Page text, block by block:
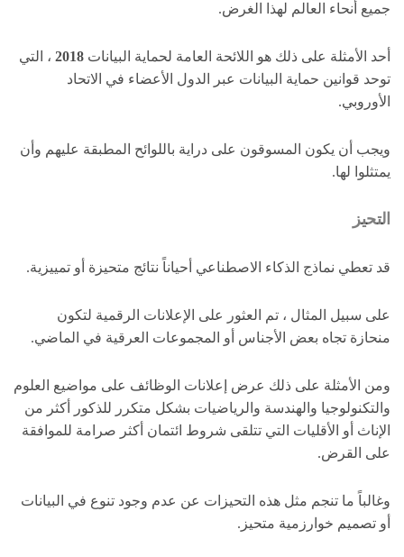
جميع أنحاء العالم لهذا الغرض.
أحد الأمثلة على ذلك هو اللائحة العامة لحماية البيانات 2018 ، التي
توحد قوانين حماية البيانات عبر الدول الأعضاء في الاتحاد
الأوروبي.
ويجب أن يكون المسوقون على دراية باللوائح المطبقة عليهم وأن
يمتثلوا لها.
التحيز
قد تعطي نماذج الذكاء الاصطناعي أحياناً نتائج متحيزة أو تمييزية.
على سبيل المثال ، تم العثور على الإعلانات الرقمية لتكون
منحازة تجاه بعض الأجناس أو المجموعات العرقية في الماضي.
ومن الأمثلة على ذلك عرض إعلانات الوظائف على مواضيع العلوم
والتكنولوجيا والهندسة والرياضيات بشكل متكرر للذكور أكثر من
الإناث أو الأقليات التي تتلقى شروط ائتمان أكثر صرامة للموافقة
على القرض.
وغالباً ما تنجم مثل هذه التحيزات عن عدم وجود تنوع في البيانات
أو تصميم خوارزمية متحيز.